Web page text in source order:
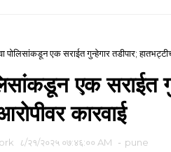
पोलिसांकडून एक सराईत गुन्हेगार तडीपार;
एक सराईत
कारवाई
८/२१/२०२५ ०७:४६:०० AM - pune